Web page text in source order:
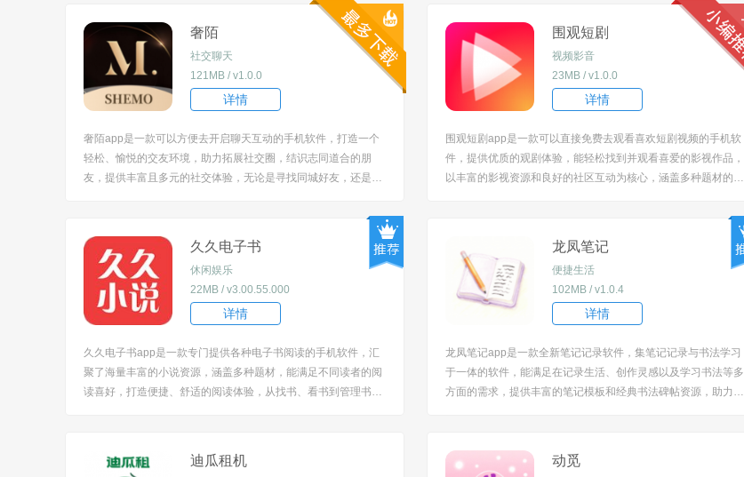
奢陌
社交聊天
121MB / v1.0.0
详情
奢陌app是一款可以方便去开启聊天互动的手机软件，打造一个
轻松、愉悦的交友环境，助力拓展社交圈，结识志同道合的朋
友，提供丰富且多元的社交体验，无论是寻找同城好友，还是与
软件特色[/title] 1、采...
围观短剧
视频影音
23MB / v1.0.0
详情
围观短剧app是一款可以直接免费去观看喜欢短剧视频的手机软
件，提供优质的观剧体验，能轻松找到并观看喜爱的影视作品，
以丰富的影视资源和良好的社区互动为核心，涵盖多种题材的影
久久电子书
休闲娱乐
22MB / v3.00.55.000
详情
久久电子书app是一款专门提供各种电子书阅读的手机软件，汇
聚了海量丰富的小说资源，涵盖多种题材，能满足不同读者的阅
读喜好，打造便捷、舒适的阅读体验，从找书、看书到管理书
龙凤笔记
便捷生活
102MB / v1.0.4
详情
龙凤笔记app是一款全新笔记记录软件，集笔记记录与书法学习
于一体的软件，能满足在记录生活、创作灵感以及学习书法等多
方面的需求，提供丰富的笔记模板和经典书法碑帖资源，助力高
1、拥有丰富的笔...
迪瓜租机 动觅